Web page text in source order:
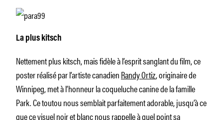
La plus kitsch
Nettement plus kitsch, mais fidèle à l’esprit sanglant du film, ce
poster réalisé par l’artiste canadienRandy Ortiz, originaire de
Winnipeg, met à l’honneur la coqueluche canine de la famille
Park. Ce toutou nous semblait parfaitement adorable, jusqu’à ce
que ce visuel noir et blanc nous rappelle à quel point sa